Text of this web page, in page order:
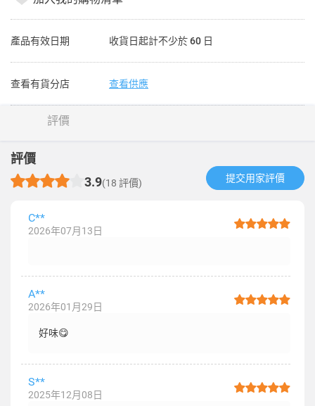
產品有效日期 收貨日起計不少於 60 日
查看有貨分店 查看供應
評價
評價
3.9(18 評價) 提交用家評價​
C**
2026年07月13日
A**
2026年01月29日
好味😋
S**
2025年12月08日